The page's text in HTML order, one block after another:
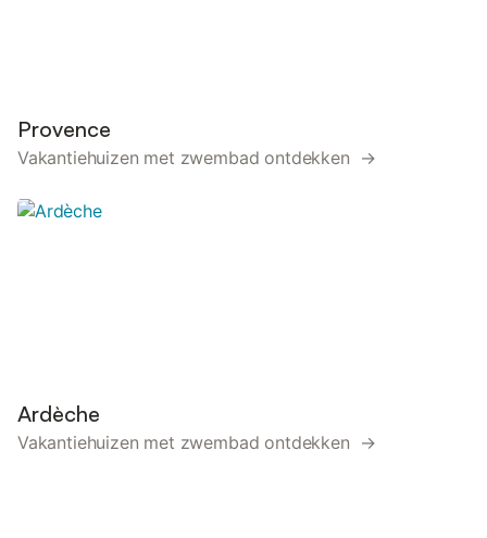
Provence
Vakantiehuizen met zwembad ontdekken →
Ardèche
Vakantiehuizen met zwembad ontdekken →